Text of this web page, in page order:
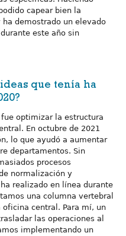
capear bien la
demostrado un elevado
este año sin
que tenía ha
optimizar la estructura
En octubre de 2021
lo que ayudó a aumentar
departamentos. Sin
procesos
normalización y
realizado en línea durante
una columna vertebral
central. Para mí, un
las operaciones al
implementando un